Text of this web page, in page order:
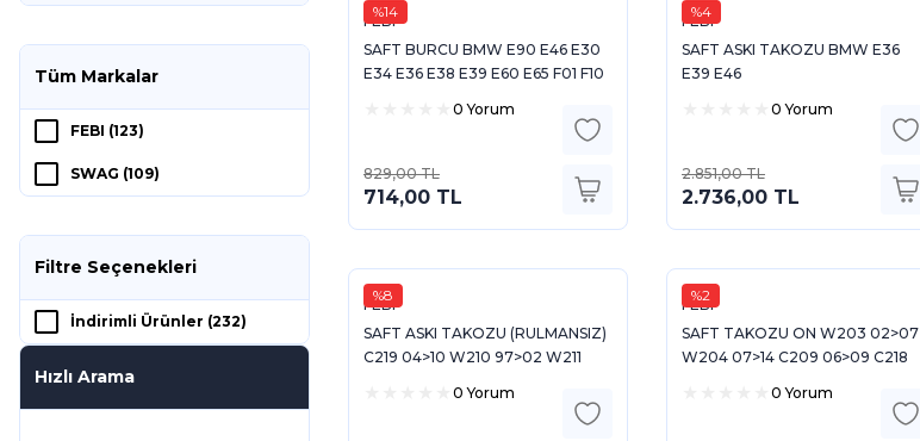
Tüm Markalar
FEBI (123)
SWAG (109)
Filtre Seçenekleri
İndirimli Ürünler (232)
Hızlı Arama
%14
FEBI
SAFT BURCU BMW E90 E46 E30
E34 E36 E38 E39 E60 E65 F01 F10
0 Yorum
829,00 TL
714,00 TL
%4
FEBI
SAFT ASKI TAKOZU BMW E36
E39 E46
0 Yorum
2.851,00 TL
2.736,00 TL
%8
FEBI
SAFT ASKI TAKOZU (RULMANSIZ)
C219 04>10 W210 97>02 W211
0 Yorum
%2
FEBI
SAFT TAKOZU ON W203 02>07
W204 07>14 C209 06>09 C218
0 Yorum